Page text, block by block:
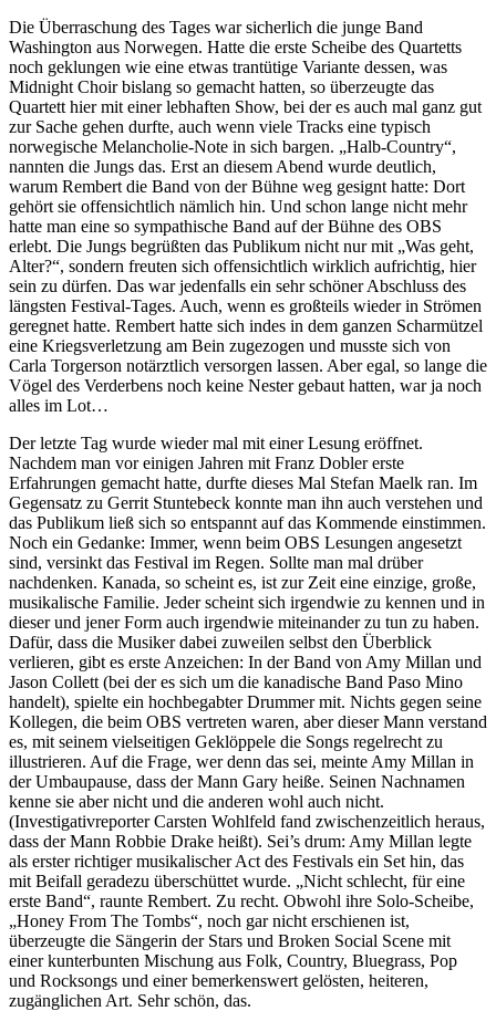
Die Überraschung des Tages war sicherlich die junge Band
Washington aus Norwegen. Hatte die erste Scheibe des Quartetts
noch geklungen wie eine etwas trantütige Variante dessen, was
Midnight Choir bislang so gemacht hatten, so überzeugte das
Quartett hier mit einer lebhaften Show, bei der es auch mal ganz gut
zur Sache gehen durfte, auch wenn viele Tracks eine typisch
norwegische Melancholie-Note in sich bargen. „Halb-Country“,
nannten die Jungs das. Erst an diesem Abend wurde deutlich,
warum Rembert die Band von der Bühne weg gesignt hatte: Dort
gehört sie offensichtlich nämlich hin. Und schon lange nicht mehr
hatte man eine so sympathische Band auf der Bühne des OBS
erlebt. Die Jungs begrüßten das Publikum nicht nur mit „Was geht,
Alter?“, sondern freuten sich offensichtlich wirklich aufrichtig, hier
sein zu dürfen. Das war jedenfalls ein sehr schöner Abschluss des
längsten Festival-Tages. Auch, wenn es großteils wieder in Strömen
geregnet hatte. Rembert hatte sich indes in dem ganzen Scharmützel
eine Kriegsverletzung am Bein zugezogen und musste sich von
Carla Torgerson notärztlich versorgen lassen. Aber egal, so lange die
Vögel des Verderbens noch keine Nester gebaut hatten, war ja noch
alles im Lot…
Der letzte Tag wurde wieder mal mit einer Lesung eröffnet.
Nachdem man vor einigen Jahren mit Franz Dobler erste
Erfahrungen gemacht hatte, durfte dieses Mal Stefan Maelk ran. Im
Gegensatz zu Gerrit Stuntebeck konnte man ihn auch verstehen und
das Publikum ließ sich so entspannt auf das Kommende einstimmen.
Noch ein Gedanke: Immer, wenn beim OBS Lesungen angesetzt
sind, versinkt das Festival im Regen. Sollte man mal drüber
nachdenken. Kanada, so scheint es, ist zur Zeit eine einzige, große,
musikalische Familie. Jeder scheint sich irgendwie zu kennen und in
dieser und jener Form auch irgendwie miteinander zu tun zu haben.
Dafür, dass die Musiker dabei zuweilen selbst den Überblick
verlieren, gibt es erste Anzeichen: In der Band von Amy Millan und
Jason Collett (bei der es sich um die kanadische Band Paso Mino
handelt), spielte ein hochbegabter Drummer mit. Nichts gegen seine
Kollegen, die beim OBS vertreten waren, aber dieser Mann verstand
es, mit seinem vielseitigen Geklöppele die Songs regelrecht zu
illustrieren. Auf die Frage, wer denn das sei, meinte Amy Millan in
der Umbaupause, dass der Mann Gary heiße. Seinen Nachnamen
kenne sie aber nicht und die anderen wohl auch nicht.
(Investigativreporter Carsten Wohlfeld fand zwischenzeitlich heraus,
dass der Mann Robbie Drake heißt). Sei’s drum: Amy Millan legte
als erster richtiger musikalischer Act des Festivals ein Set hin, das
mit Beifall geradezu überschüttet wurde. „Nicht schlecht, für eine
erste Band“, raunte Rembert. Zu recht. Obwohl ihre Solo-Scheibe,
„Honey From The Tombs“, noch gar nicht erschienen ist,
überzeugte die Sängerin der Stars und Broken Social Scene mit
einer kunterbunten Mischung aus Folk, Country, Bluegrass, Pop
und Rocksongs und einer bemerkenswert gelösten, heiteren,
zugänglichen Art. Sehr schön, das.